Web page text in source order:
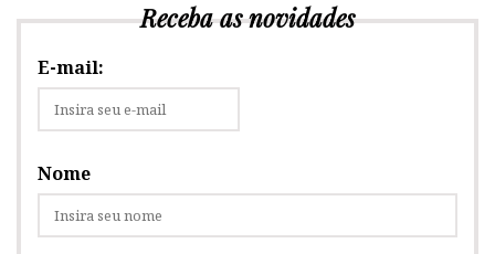
Receba as novidades
E-mail:
Nome